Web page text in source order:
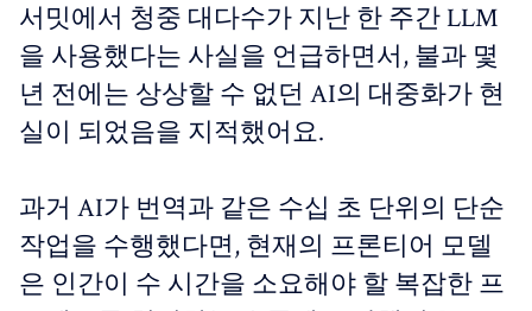
서밋에서 청중 대다수가 지난 한 주간 LLM
을 사용했다는 사실을 언급하면서, 불과 몇
년 전에는 상상할 수 없던 AI의 대중화가 현
실이 되었음을 지적했어요.
과거 AI가 번역과 같은 수십 초 단위의 단순
작업을 수행했다면, 현재의 프론티어 모델
은 인간이 수 시간을 소요해야 할 복잡한 프